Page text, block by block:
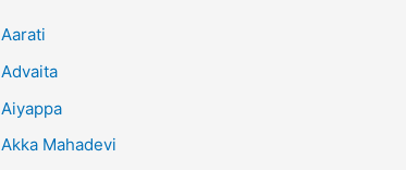
Aarati
Advaita
Aiyappa
Akka Mahadevi